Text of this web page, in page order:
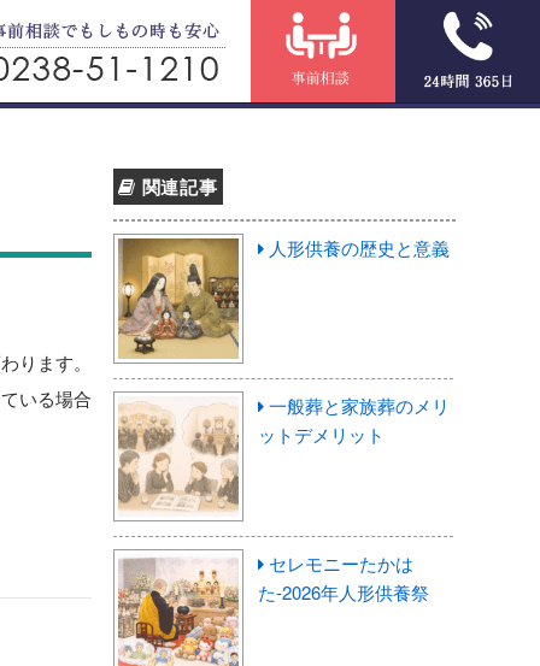
ります。
いる場合
関連記事
人形供養の歴史と意義
一般葬と家族葬のメリ
ットデメリット
セレモニーたかは
た-2026年人形供養祭